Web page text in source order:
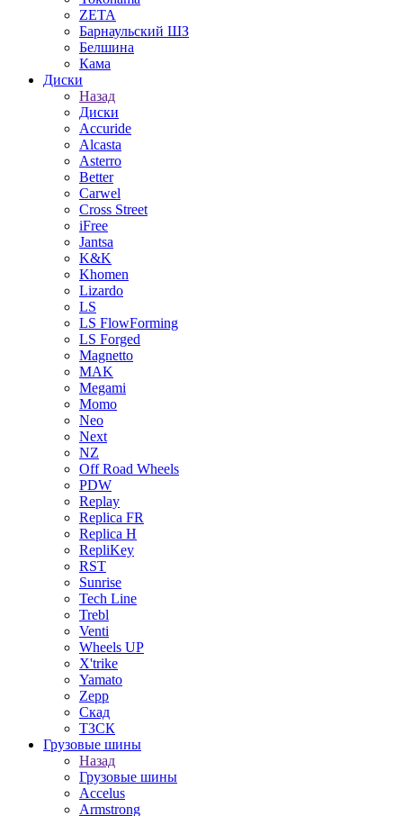
ZETA
Барнаульский ШЗ
Белшина
Кама
Диски
Назад
Диски
Accuride
Alcasta
Asterro
Better
Carwel
Cross Street
iFree
Jantsa
K&K
Khomen
Lizardo
LS
LS FlowForming
LS Forged
Magnetto
MAK
Megami
Momo
Neo
Next
NZ
Off Road Wheels
PDW
Replay
Replica FR
Replica H
RepliKey
RST
Sunrise
Tech Line
Trebl
Venti
Wheels UP
X'trike
Yamato
Zepp
Скад
ТЗСК
Грузовые шины
Назад
Грузовые шины
Accelus
Armstrong